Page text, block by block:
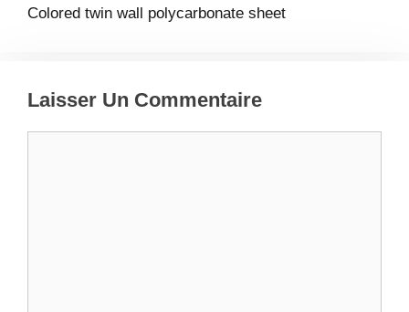
Colored twin wall polycarbonate sheet
Laisser Un Commentaire